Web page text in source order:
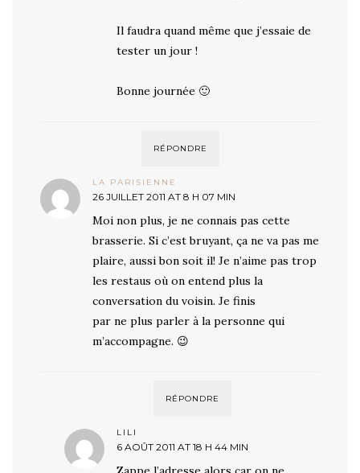
Il faudra quand même que j’essaie de
tester un jour !
Bonne journée 🙂
RÉPONDRE
LA PARISIENNE
26 JUILLET 2011 AT 8 H 07 MIN
Moi non plus, je ne connais pas cette
brasserie. Si c’est bruyant, ça ne va pas me
plaire, aussi bon soit il! Je n’aime pas trop
les restaus où on entend plus la
conversation du voisin. Je finis
par ne plus parler à la personne qui
m’accompagne. 😉
RÉPONDRE
LILI
6 AOÛT 2011 AT 18 H 44 MIN